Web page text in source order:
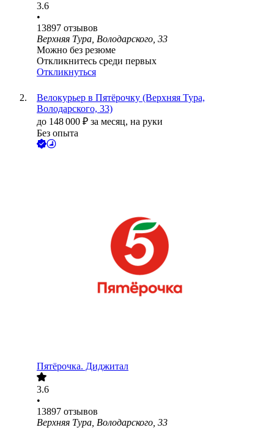
3.6
•
13897 отзывов
Верхняя Тура, Володарского, 33
Можно без резюме
Откликнитесь среди первых
Откликнуться
Велокурьер в Пятёрочку (Верхняя Тура,
Володарского, 33)
до 148 000 ₽ за месяц, на руки
Без опыта
Пятёрочка. Диджитал
3.6
•
13897 отзывов
Верхняя Тура, Володарского, 33